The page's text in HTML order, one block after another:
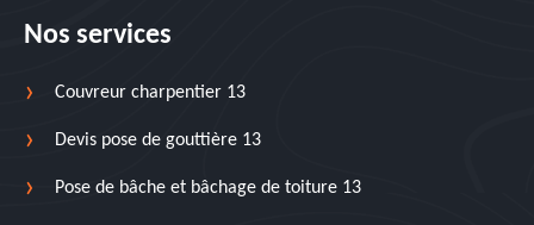
Nos services
Couvreur charpentier 13
Devis pose de gouttière 13
Pose de bâche et bâchage de toiture 13